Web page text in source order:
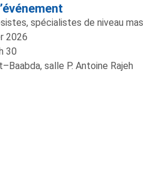
spécialistes de niveau
2026
30
salle P. Antoine Rajeh